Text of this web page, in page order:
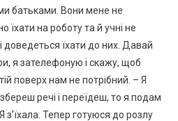
батьками. Вони мене не
їхати на роботу та й учні не
їхати до них. Давай
я зателефоную і скажу, щоб
поверх нам не потрібний. – Я
речі і переїдеш, то я подам
з’їхала. Тепер готуюся до розлу